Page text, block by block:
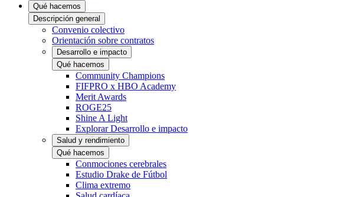
Qué hacemos
Descripción general
Convenio colectivo
Orientación sobre contratos
Desarrollo e impacto
Qué hacemos
Community Champions
FIFPRO x HBO Academy
Merit Awards
ROGE25
Shine A Light
Explorar Desarrollo e impacto
Salud y rendimiento
Qué hacemos
Conmociones cerebrales
Estudio Drake de Fútbol
Clima extremo